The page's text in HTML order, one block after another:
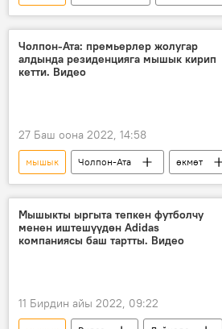
Украина
атайын операция
жоокерлер
Чолпон-Ата: премьерлер жолугар
алдында резиденцияга мышык кирип
кетти. Видео
27 Баш оона 2022, 14:58
мышык Чолпон-Ата
өкмөт
жолугушуу
ЕАЭБдеги Кыргызстан
Мышыкты ыргыта тепкен футболчу
менен иштешүүдөн Adidas
компаниясы баш тартты. Видео
11 Бирдин айы 2022, 09:22